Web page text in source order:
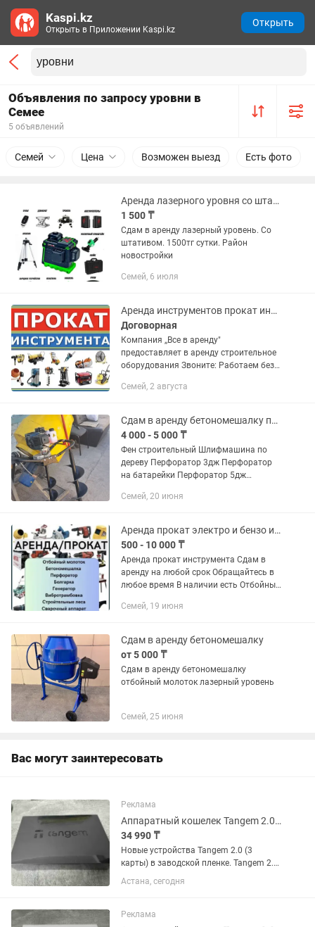
Объявления по запросу уровни в
Семее
5 объявлений
Семей Цена Возможен выезд Есть фото
Аренда лазерного уровня со штативом
1 500 ₸
Сдам в аренду лазерный уровень. Со
штативом. 1500тг сутки. Район
новостройки
Семей, 6 июля
Аренда инструментов прокат инструментов аренда строительного оборудования
Договорная
Компания ,,Все в аренду"
предоставляет в аренду строительное
оборудования Звоните: Работаем без
находимся по адресу ул. Байсалыкова
Семей, 2 августа
Сдам в аренду бетономешалку перфоратор отбойный молоток
4 000 - 5 000 ₸
Фен строительный Шлифмашина по
дереву Перфоратор 3дж Перфоратор
на батарейки Перфоратор 5дж
бензиновая Пила торцовочная
Генератор...
Семей, 20 июня
Аренда прокат электро и бензо инструмента
500 - 10 000 ₸
Аренда прокат инструмента Сдам в
аренду на любой срок Обращайтесь в
любое время В наличии есть Отбойный
Бетономешалка груша 150л
5кВт...
Семей, 19 июня
Сдам в аренду бетономешалку
от 5 000 ₸
Сдам в аренду бетономешалку
отбойный молоток лазерный уровень
Семей, 25 июня
Вас могут заинтересовать
Реклама
Аппаратный кошелек Tangem 2.0 (3 карты)
34 990 ₸
Новые устройства Tangem 2.0 (3
карты) в заводской пленке. Tangem 2.0
- новый мультивалютный аппаратный
кошелек в виде карты от известного
высочайшим уровнем безопасности...
Астана, сегодня
Реклама
Kaspi.kz
Открыть в Приложении Kaspi.kz
Открыть